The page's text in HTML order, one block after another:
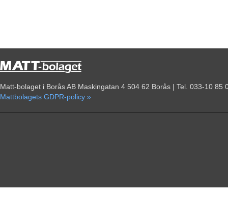
Matt-bolaget i Borås AB Maskingatan 4 504 62 Borås | Tel. 033-10
Mattbolagets GDPR-policy »